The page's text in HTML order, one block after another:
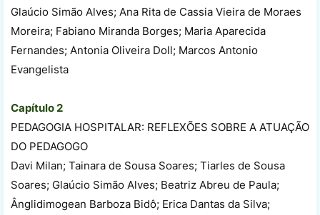
Glaúcio Simão Alves; Ana Rita de Cassia Vieira de Moraes
Moreira; Fabiano Miranda Borges; Maria Aparecida
Fernandes; Antonia Oliveira Doll; Marcos Antonio
Evangelista
Capítulo 2
PEDAGOGIA HOSPITALAR: REFLEXÕES SOBRE A ATUAÇÃO
DO PEDAGOGO
Davi Milan; Tainara de Sousa Soares; Tiarles de Sousa
Soares; Glaúcio Simão Alves; Beatriz Abreu de Paula;
Ânglidimogean Barboza Bidô; Erica Dantas da Silva;